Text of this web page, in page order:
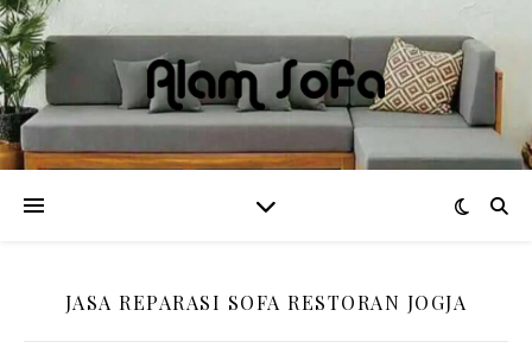
JASA REPARASI SOFA RESTORAN JOGJA